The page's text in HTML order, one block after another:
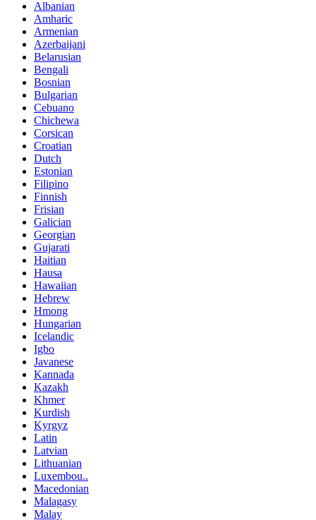
Albanian
Amharic
Armenian
Azerbaijani
Belarusian
Bengali
Bosnian
Bulgarian
Cebuano
Chichewa
Corsican
Croatian
Dutch
Estonian
Filipino
Finnish
Frisian
Galician
Georgian
Gujarati
Haitian
Hausa
Hawaiian
Hebrew
Hmong
Hungarian
Icelandic
Igbo
Javanese
Kannada
Kazakh
Khmer
Kurdish
Kyrgyz
Latin
Latvian
Lithuanian
Luxembou..
Macedonian
Malagasy
Malay